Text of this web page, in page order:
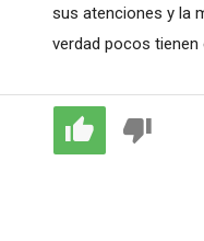
sus atenciones y la
verdad pocos